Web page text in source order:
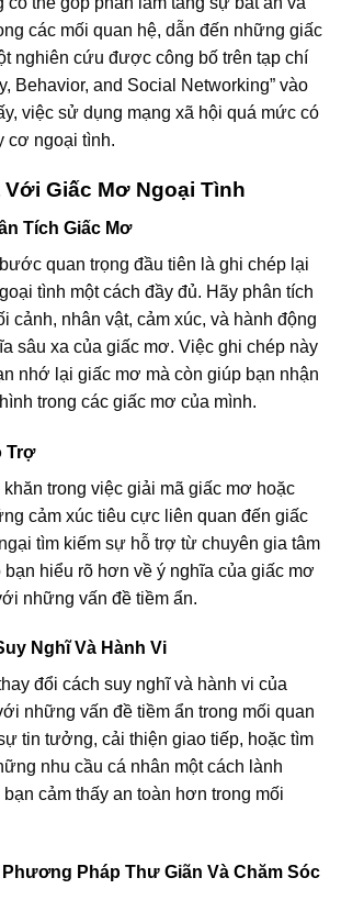
các mối quan hệ, dẫn đến những giấc
nghiên cứu được công bố trên tạp chí
Behavior, and Social Networking” vào
việc sử dụng mạng xã hội quá mức có
cơ ngoại tình.
Giấc Mơ Ngoại Tình
Tích Giấc Mơ
quan trọng đầu tiên là ghi chép lại
tình một cách đầy đủ. Hãy phân tích
cảnh, nhân vật, cảm xúc, và hành động
sâu xa của giấc mơ. Việc ghi chép này
nhớ lại giấc mơ mà còn giúp bạn nhận
trong các giấc mơ của mình.
Trợ
khăn trong việc giải mã giấc mơ hoặc
cảm xúc tiêu cực liên quan đến giấc
tìm kiếm sự hỗ trợ từ chuyên gia tâm
bạn hiểu rõ hơn về ý nghĩa của giấc mơ
những vấn đề tiềm ẩn.
Nghĩ Và Hành Vi
đổi cách suy nghĩ và hành vi của
những vấn đề tiềm ẩn trong mối quan
tin tưởng, cải thiện giao tiếp, hoặc tìm
nhu cầu cá nhân một cách lành
cảm thấy an toàn hơn trong mối
Pháp Thư Giãn Và Chăm Sóc